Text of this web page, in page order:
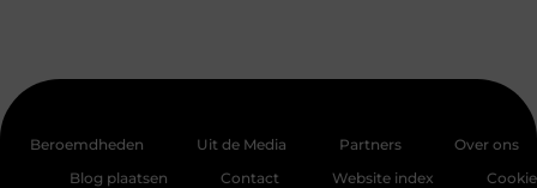
Beroemdheden Uit de Media Partners
Over ons
Blog plaatsen
Contact Website index